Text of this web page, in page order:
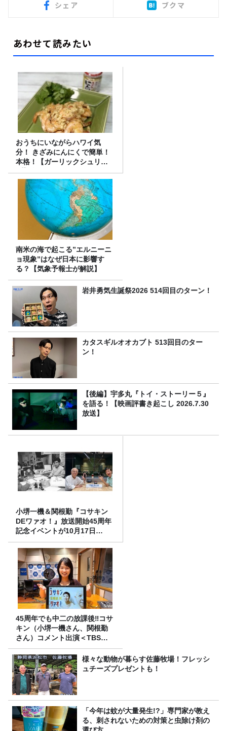
シェア ブクマ
あわせて読みたい
おうちにいながらハワイ気
分！ きざみにんにくで簡単！
本格！【ガーリックシュリン
プ】 桃屋のかんたんレシピ
南米の海で起こる”エルニーニ
ョ現象”はなぜ日本に影響す
る？【気象予報士が解説】
岩井勇気生誕祭2026 514回目のターン！
カタスギルオオカブト 513回目のター
ン！
【後編】宇多丸『トイ・ストーリー５』
を語る！【映画評書き起こし 2026.7.30
放送】
小堺一機＆関根勤『コサキン
DEワァオ！』放送開始45周年
記念イベントが10月17日
（土）に開催決定！本日より
FC先行受付スタート！
45周年でも中二の放課後‼コサ
キン（小堺一機さん、関根勤
さん）コメント出演＜TBSラ
ジオ番組審議会からのご報告
＞
様々な動物が暮らす佐藤牧場！フレッシ
ュチーズプレゼントも！
「今年は蚊が大量発生!?」専門家が教え
る、刺されないための対策と虫除け剤の